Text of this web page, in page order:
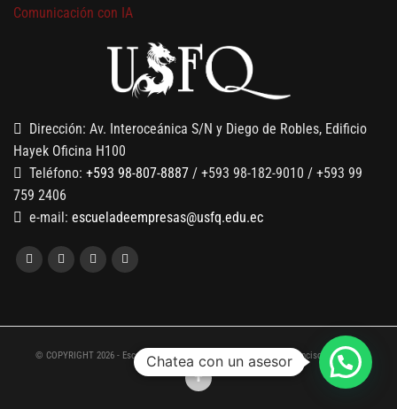
Comunicación con IA
Gobernanza de datos
13 AGOSTO, 2026
Finanzas para no financieros
Dirección: Av. Interoceánica S/N y Diego de Robles, Edificio
Hayek Oficina H100
Teléfono: +593 98-807-8887 / +593 98-182-9010 / +593 99
759 2406
e-mail: escueladeempresas@usfq.edu.ec
© COPYRIGHT 2026 - Escuela de Empresas de la Universidad San Francisco de Quito
Chatea con un asesor